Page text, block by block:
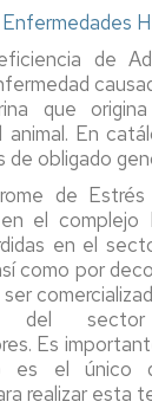
de
que
animal. En
de obligado
de
el complejo
en el
como por
del
Es
es el único
realizar esta